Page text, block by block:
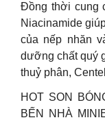
Đồng thời cung
Niacinamide
của nếp nhăn
dưỡng chất quý
thuỷ phân,
HOT SON
BẾN NHÀ